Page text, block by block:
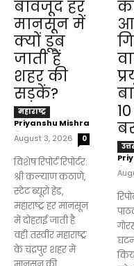
बावजूद हर
मानसून में
क्यों डूब
जाती हैं
शहर की
सड़कें?
महाराष्ट्र
Priyanshu Mishra
-
August 3, 2026 0
विशेष रिपोर्ट रिपोर्टर:
श्री कल्याण कठाणे,
स्टेट ब्यूरो हेड,
महाराष्ट्र हर मानसून
में दोहराई जाती है
वही तस्वीर महाराष्ट्र
के चंद्रपुर शहर में
-